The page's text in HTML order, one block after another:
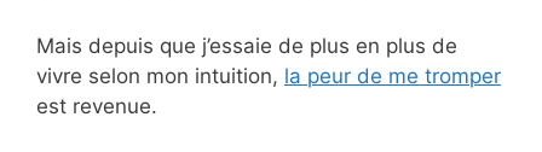
Mais depuis que j’essaie de plus en plus de
vivre selon mon intuition, la peur de me tromper
est revenue.